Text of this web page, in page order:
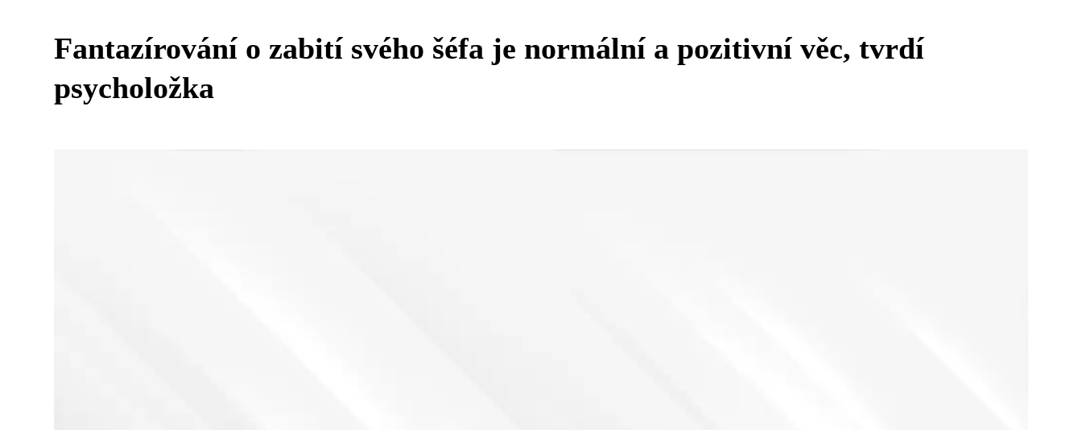
Fantazírování o zabití svého šéfa je normální a pozitivní věc, tvrdí
psycholožka